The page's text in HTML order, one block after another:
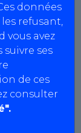
données
refusant,
vous avez
ses
de ces
consulter
AutoBilan-